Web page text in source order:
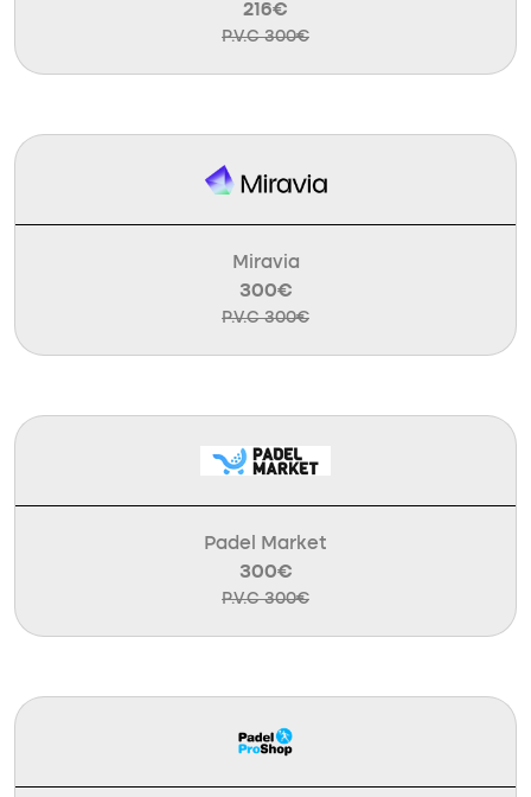
216€
P.V.C 300€
Miravia
300€
P.V.C 300€
Padel Market
300€
P.V.C 300€